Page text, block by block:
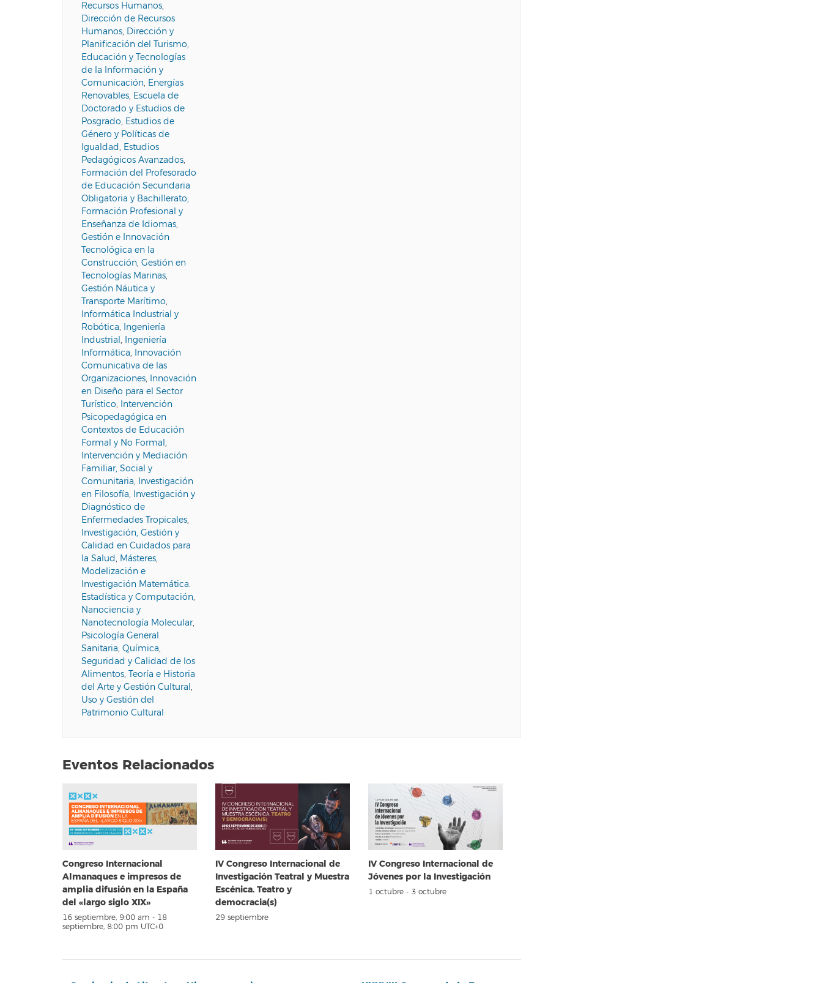
Recursos Humanos,
Dirección de Recursos
Humanos, Dirección y
Planificación del Turismo,
Educación y Tecnologías
de la Información y
Comunicación, Energías
Renovables, Escuela de
Doctorado y Estudios de
Posgrado, Estudios de
Género y Políticas de
Igualdad, Estudios
Pedagógicos Avanzados,
Formación del Profesorado
de Educación Secundaria
Obligatoria y Bachillerato,
Formación Profesional y
Enseñanza de Idiomas,
Gestión e Innovación
Tecnológica en la
Construcción, Gestión en
Tecnologías Marinas,
Gestión Náutica y
Transporte Marítimo,
Informática Industrial y
Robótica, Ingeniería
Industrial , Ingeniería
Informática, Innovación
Comunicativa de las
Organizaciones, Innovación
en Diseño para el Sector
Turístico, Intervención
Psicopedagógica en
Contextos de Educación
Formal y No Formal ,
Intervención y Mediación
Familiar, Social y
Comunitaria, Investigación
en Filosofía, Investigación y
Diagnóstico de
Enfermedades Tropicales,
Investigación, Gestión y
Calidad en Cuidados para
la Salud, Másteres,
Modelización e
Investigación Matemática.
Estadística y Computación,
Nanociencia y
Nanotecnología Molecular,
Psicología General
Sanitaria, Química,
Seguridad y Calidad de los
Alimentos, Teoría e Historia
del Arte y Gestión Cultural ,
Uso y Gestión del
Patrimonio Cultural
Eventos Relacionados
Congreso Internacional
Almanaques e impresos de
amplia difusión en la España
del «largo siglo XIX»
16 septiembre, 9:00 am - 18
septiembre, 8:00 pm UTC+0
IV Congreso Internacional de
Investigación Teatral y Muestra
Escénica. Teatro y
democracia(s)
29 septiembre
IV Congreso Internacional de
Jóvenes por la Investigación
1 octubre- 3 octubre